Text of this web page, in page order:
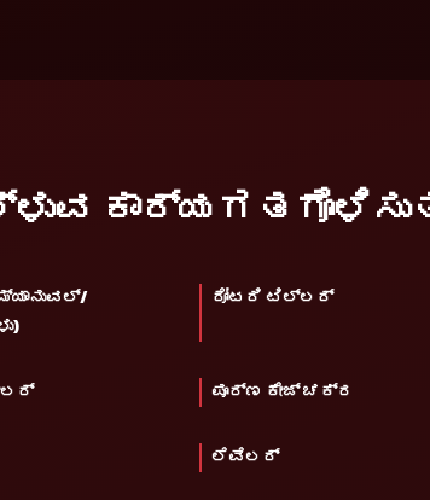
ರೋಟರಿ ಟಿಲ್ಲರ್
ಪೂರ್ಣ ಕೇಜ್ ಚಕ್ರ
ಲೆವೆಲರ್